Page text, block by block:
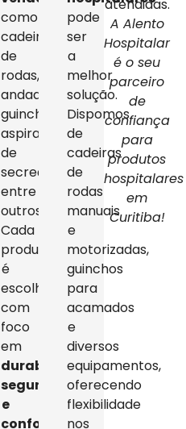
como
cadeiras
de
rodas,
andadores,
guinchos,
aspiradores
de
secreção,
entre
outros.
Cada
produto
é
escolhido
com
foco
em
durabilidade,
segurança
e
conforto
pode
ser
a
melhor
solução.
Dispomos
de
cadeiras
de
rodas
manuais
e
motorizadas,
guinchos
para
acamados
e
diversos
equipamentos,
oferecendo
flexibilidade
nos
atendidas.
A Alento
Hospitalar
é o seu
parceiro
de
confiança
para
produtos
hospitalares
em
Curitiba!